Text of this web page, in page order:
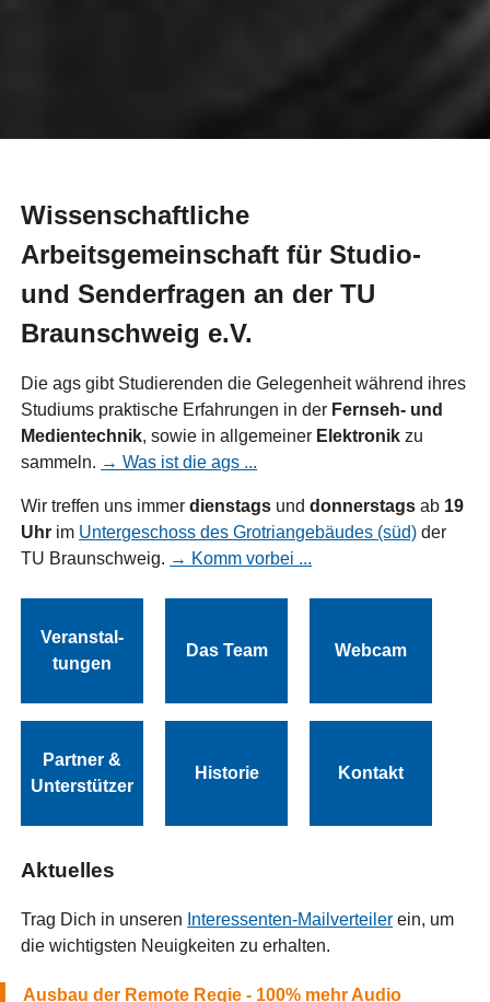
Wissenschaftliche
Arbeitsgemeinschaft für Studio-
und Senderfragen an der TU
Braunschweig e.V.
Die ags gibt Studierenden die Gelegenheit während ihres
Studiums praktische Erfahrungen in der Fernseh- und
Medientechnik, sowie in allgemeiner Elektronik zu
sammeln. → Was ist die ags ...
Wir treffen uns immerdienstags unddonnerstags ab 19
Uhr im Untergeschoss des Grotriangebäudes (süd) der
TU Braunschweig. → Komm vorbei ...
Veranstal-
tungen
Das Team Webcam
Partner &
Unterstützer
Historie Kontakt
Aktuelles
Trag Dich in unseren Interessenten-Mailverteiler ein, um
die wichtigsten Neuigkeiten zu erhalten.
Ausbau der Remote Regie - 100% mehr Audio